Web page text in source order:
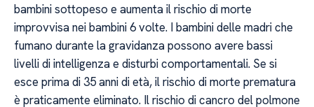
bambini sottopeso e aumenta il rischio di morte
improvvisa nei bambini 6 volte. I bambini delle madri che
fumano durante la gravidanza possono avere bassi
livelli di intelligenza e disturbi comportamentali. Se si
esce prima di 35 anni di età, il rischio di morte prematura
è praticamente eliminato. Il rischio di cancro del polmone